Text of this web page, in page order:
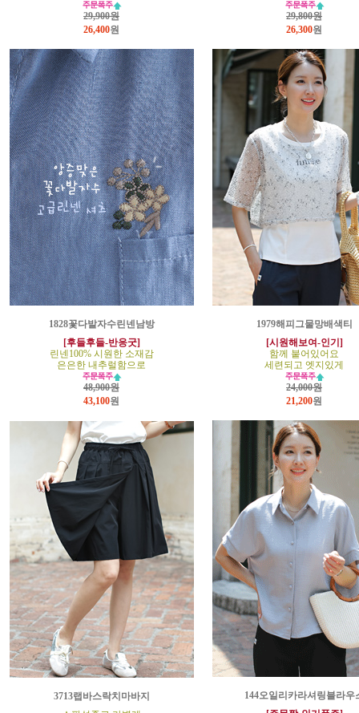
29,900원
26,400원
29,800원
26,300원
1828꽃다발자수린넨남방
[후들후들-반응굿]
린넨100% 시원한 소재감
은은한 내추럴함으로
48,900원
43,100원
1979해피그물망배색티
[시원해보여-인기]
함께 붙어있어요
세련되고 엣지있게
24,000원
21,200원
3713랩바스락치마바지
144오일리카라셔링블라우